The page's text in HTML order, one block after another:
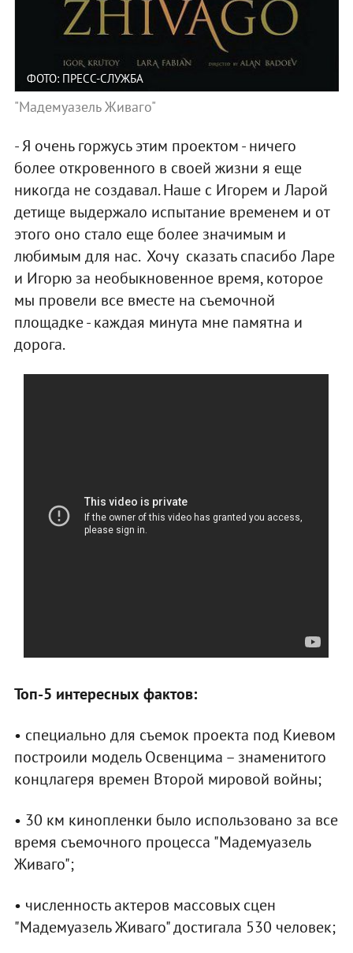
ФОТО: ПРЕСС-СЛУЖБА
"Мадемуазель Живаго"
- Я очень горжусь этим проектом - ничего
более откровенного в своей жизни я еще
никогда не создавал. Наше с Игорем и Ларой
детище выдержало испытание временем и от
этого оно стало еще более значимым и
любимым для нас. Хочу сказать спасибо Ларе
и Игорю за необыкновенное время, которое
мы провели все вместе на съемочной
площадке - каждая минута мне памятна и
дорога.
Топ-5 интересных фактов:
• специально для съемок проекта под Киевом
построили модель Освенцима – знаменитого
концлагеря времен Второй мировой войны;
• 30 км кинопленки было использовано за все
время съемочного процесса "Мадемуазель
Живаго";
• численность актеров массовых сцен
"Мадемуазель Живаго" достигала 530 человек;